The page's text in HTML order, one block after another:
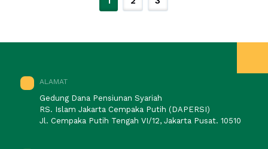
ALAMAT
Gedung Dana Pensiunan Syariah
RS. Islam Jakarta Cempaka Putih (DAPERSI)
Jl. Cempaka Putih Tengah VI/12, Jakarta Pusat. 10510